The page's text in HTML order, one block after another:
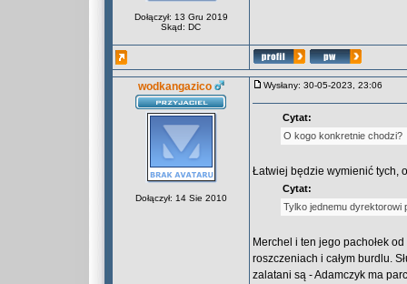
Dołączył: 13 Gru 2019
Skąd: DC
wodkangazico
Dołączył: 14 Sie 2010
Wysłany: 30-05-2023, 23:06
Cytat:
O kogo konkretnie chodzi?
Łatwiej będzie wymienić tych,
Cytat:
Tylko jednemu dyrektorowi
Merchel i ten jego pachołek
roszczeniach i całym burdlu.
zalatani są - Adamczyk ma